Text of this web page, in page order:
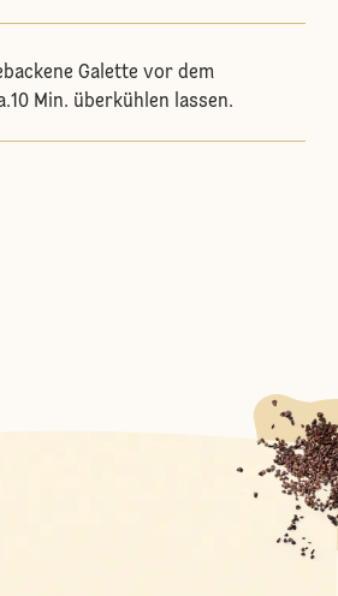
Galette vor dem
Min. überkühlen lassen.